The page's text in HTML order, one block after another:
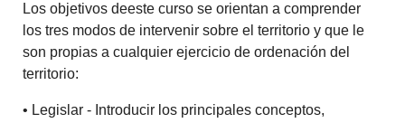
Los objetivos deeste curso se orientan a comprender
los tres modos de intervenir sobre el territorio y que le
son propias a cualquier ejercicio de ordenación del
territorio:
• Legislar - Introducir los principales conceptos,